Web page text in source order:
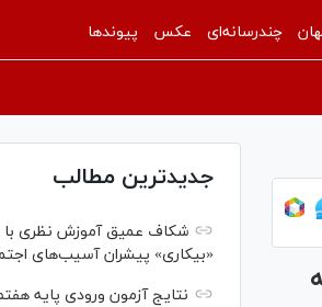
چندرسانه‌ای عکس پیوندها
جدیدترین مطالب
شکاف عمیق آموزش نظری با
«بیکاری» پیشران آسیب‌های
نتایج آزمون ورودی پایه